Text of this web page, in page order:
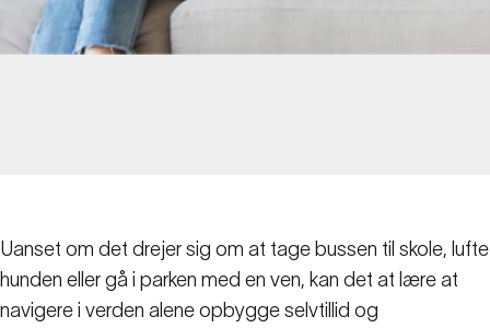
Uanset om det drejer sig om at tage bussen til skole, lufte
hunden eller gå i parken med en ven, kan det at lære at
navigere i verden alene opbygge selvtillid og